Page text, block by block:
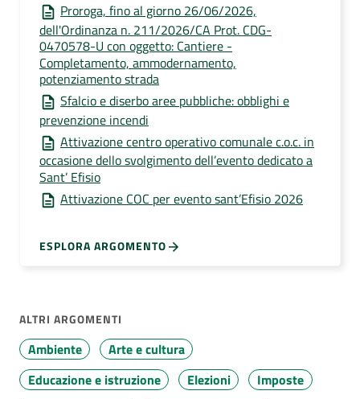
Proroga, fino al giorno 26/06/2026,
dell'Ordinanza n. 211/2026/CA Prot. CDG-
0470578-U con oggetto: Cantiere -
Completamento, ammodernamento,
potenziamento strada
Sfalcio e diserbo aree pubbliche: obblighi e
prevenzione incendi
Attivazione centro operativo comunale c.o.c. in
occasione dello svolgimento dell’evento dedicato a
Sant’ Efisio
Attivazione COC per evento sant’Efisio 2026
ESPLORA ARGOMENTO
ALTRI ARGOMENTI
Ambiente
Arte e cultura
Educazione e istruzione
Elezioni
Imposte